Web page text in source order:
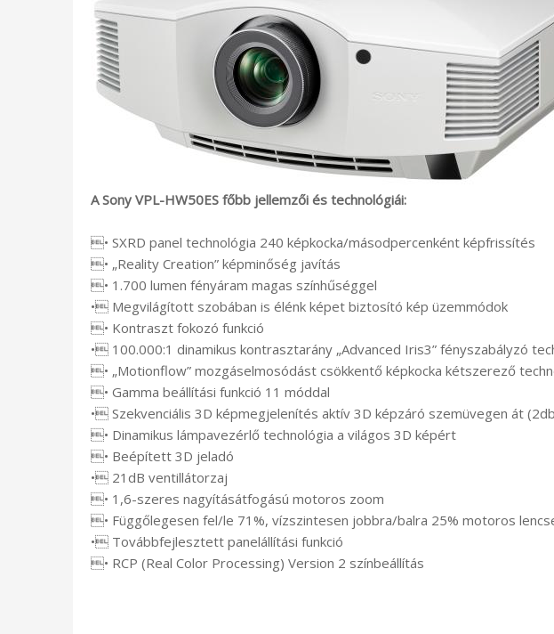
A Sony VPL-HW50ES főbb jellemzői és technológiái:
• SXRD panel technológia 240 képkocka/másodpercenként képfrissítés
• „Reality Creation” képminőség javítás
• 1.700 lumen fényáram magas színhűséggel
• Megvilágított szobában is élénk képet biztosító kép üzemmódok
• Kontraszt fokozó funkció
• 100.000:1 dinamikus kontrasztarány „Advanced Iris3” fényszabályzó
• „Motionflow” mozgáselmosódást csökkentő képkocka kétszerező
• Gamma beállítási funkció 11 móddal
• Szekvenciális 3D képmegjelenítés aktív 3D képzáró szemüvegen át
• Dinamikus lámpavezérlő technológia a világos 3D képért
• Beépített 3D jeladó
• 21dB ventillátorzaj
• 1,6-szeres nagyításátfogású motoros zoom
• Függőlegesen fel/le 71%, vízszintesen jobbra/balra 25% motoros
• Továbbfejlesztett panelállítási funkció
• RCP (Real Color Processing) Version 2 színbeállítás